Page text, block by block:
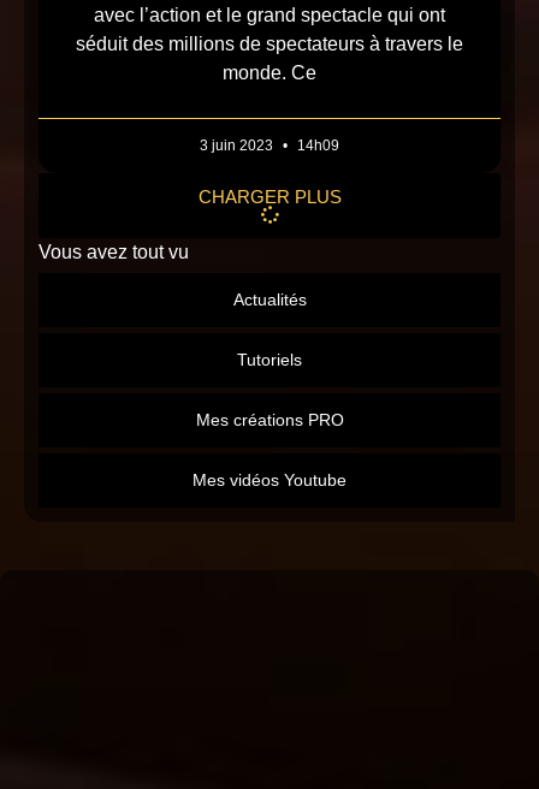
Actualités
Tutoriels
Mes créations PRO
Mes vidéos Youtube
avec l’action et le grand spectacle qui ont
séduit des millions de spectateurs à travers le
monde. Ce
3 juin 2023 14h09
CHARGER PLUS
Vous avez tout vu